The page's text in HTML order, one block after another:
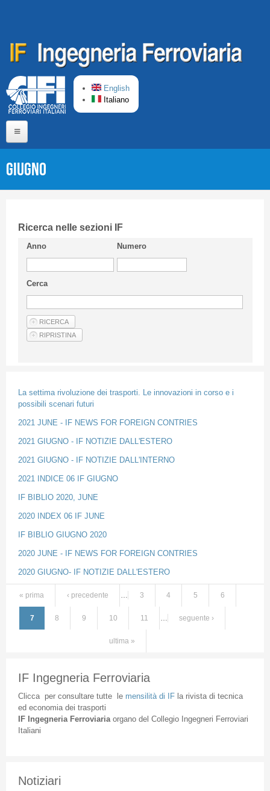
English
Italiano
CIFI in breve
Linee Guida
Privacy Policy
Articoli
Giugno
Ricerca nelle sezioni IF
Anno Numero
Cerca
La settima rivoluzione dei trasporti. Le innovazioni in corso e i
possibili scenari futuri
2021 JUNE - IF NEWS FOR FOREIGN CONTRIES
2021 GIUGNO - IF NOTIZIE DALL'ESTERO
2021 GIUGNO - IF NOTIZIE DALL'INTERNO
2021 INDICE 06 IF GIUGNO
IF BIBLIO 2020, JUNE
2020 INDEX 06 IF JUNE
IF BIBLIO GIUGNO 2020
2020 JUNE - IF NEWS FOR FOREIGN CONTRIES
2020 GIUGNO- IF NOTIZIE DALL'ESTERO
Pagine
« prima ‹ precedente … 3 4 5 6
7 8 9 10 11 … seguente ›
ultima »
IF Ingegneria Ferroviaria
Cliccaper consultare tuttele mensilità di IFla rivista di tecnica
ed economia dei trasporti
IF Ingegneria Ferroviaria organodel Collegio Ingegneri Ferroviari
Italiani
Notiziari